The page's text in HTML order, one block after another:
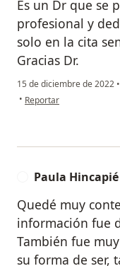
Es un Dr que se
profesional y
solo en la cita
Gracias Dr.
15 de diciembre de 2022 •
• en opinión del usuario
Reportar
Paula Hincapié
Quedé muy
información fue
También fue
su forma de ser,